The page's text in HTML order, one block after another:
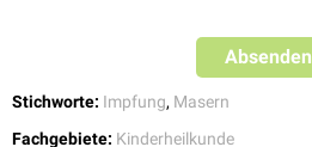
Absenden
Stichworte: Impfung, Masern
Fachgebiete: Kinderheilkunde